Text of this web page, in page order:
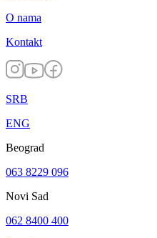
O nama
Kontakt
SRB
ENG
Beograd
063 8229 096
Novi Sad
062 8400 400